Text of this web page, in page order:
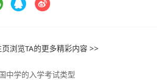
浏览TA的更多精彩内容 >>
中学的入学考试类型